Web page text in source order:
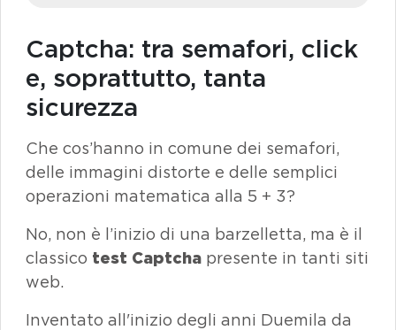
Captcha: tra semafori, click
e, soprattutto, tanta
sicurezza
Che cos’hanno in comune dei semafori,
delle immagini distorte e delle semplici
operazioni matematica alla 5 + 3?
No, non è l’inizio di una barzelletta, ma è il
classico test Captcha presente in tanti siti
web.
Inventato all'inizio degli anni Duemila da